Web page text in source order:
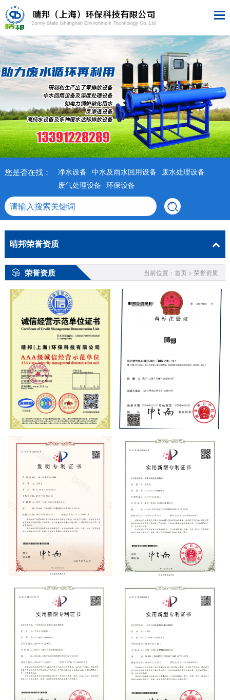
您是否在找： 净水设备 中水及雨水回用设备
废水处理设备
废气处理设备
环保设备
晴邦荣誉资质
荣誉资质 当前位置：首页 > 荣誉资质